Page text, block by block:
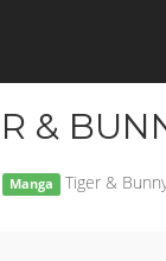
&
Manga Tiger &